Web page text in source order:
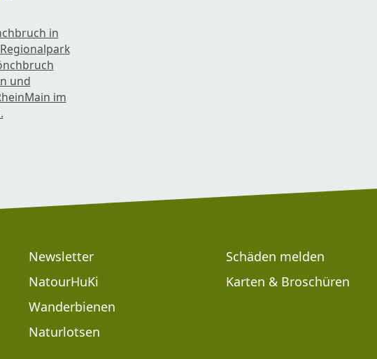
in
und
im
Newsletter
NatourHuKi
Wanderbienen
Naturlotsen
Schäden melden
Karten & Broschüren